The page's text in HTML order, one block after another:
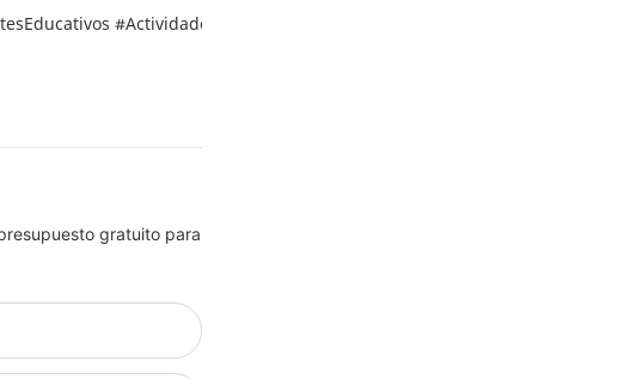
#ActividadesInfantiles
gratuito para